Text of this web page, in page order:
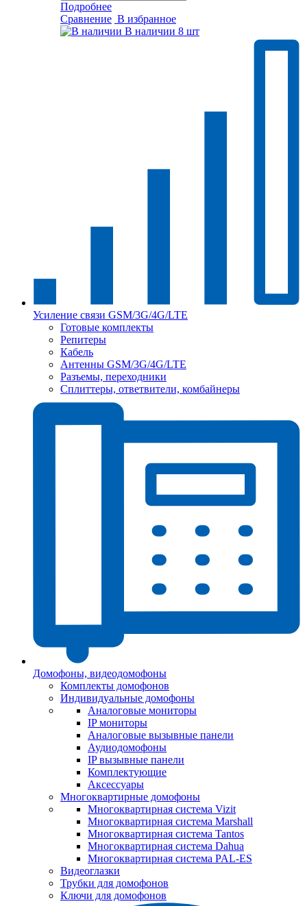
Подробнее
Сравнение В избранное
В наличии 8 шт
Усиление связи GSM/3G/4G/LTE
Готовые комплекты
Репитеры
Кабель
Антенны GSM/3G/4G/LTE
Разъемы, переходники
Сплиттеры, ответвители, комбайнеры
Домофоны, видеодомофоны
Комплекты домофонов
Индивидуальные домофоны
Аналоговые мониторы
IP мониторы
Аналоговые вызывные панели
Аудиодомофоны
IP вызывные панели
Комплектующие
Аксессуары
Многоквартирные домофоны
Многоквартирная система Vizit
Многоквартирная система Marshall
Многоквартирная система Tantos
Многоквартирная система Dahua
Многоквартирная система PAL-ES
Видеоглазки
Трубки для домофонов
Ключи для домофонов